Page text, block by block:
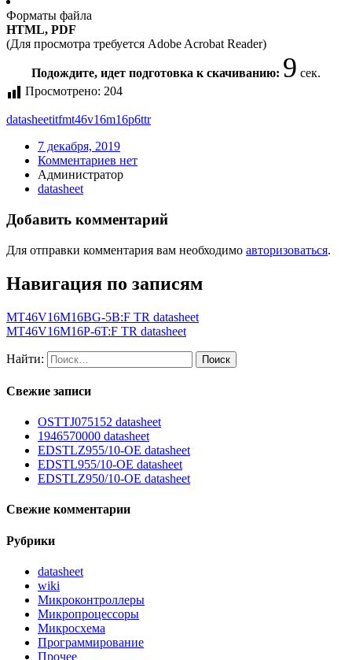
Форматы файла
HTML, PDF
(Для просмотра требуется Adobe Acrobat Reader)
Подождите, идет подготовка к скачиванию: 9 сек.
Просмотрено: 204
datasheetitfmt46v16m16p6ttr
7 декабря, 2019
Комментариев нет
Администратор
datasheet
Добавить комментарий
Для отправки комментария вам необходимо авторизоваться.
Навигация по записям
MT46V16M16BG-5B:F TR datasheet
MT46V16M16P-6T:F TR datasheet
Найти:
Свежие записи
OSTTJ075152 datasheet
1946570000 datasheet
EDSTLZ955/10-OE datasheet
EDSTL955/10-OE datasheet
EDSTLZ950/10-OE datasheet
Свежие комментарии
Рубрики
datasheet
wiki
Микроконтроллеры
Микропроцессоры
Микросхема
Программирование
Прочее